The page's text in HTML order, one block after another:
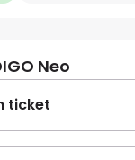
Neo
ticket